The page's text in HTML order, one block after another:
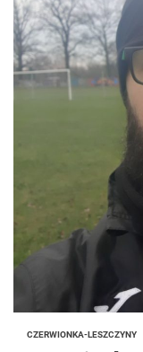
CZERWIONKA-LESZCZYNY